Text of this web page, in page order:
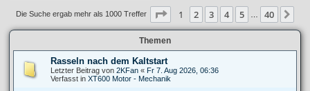
Die Suche ergab mehr als 1000 Treffer Seite 1von 40
1 2 3 4 5 40
Themen
Rasseln nach dem Kaltstart
Letzter Beitrag von 2KFan « Fr 7. Aug 2026, 06:36
Verfasst in XT600 Motor - Mechanik